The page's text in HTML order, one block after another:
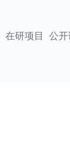
在研项目 公开